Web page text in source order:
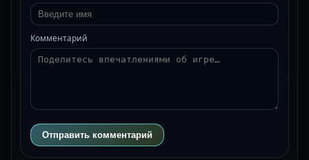
Комментарий
Отправить комментарий